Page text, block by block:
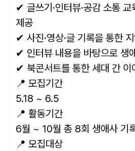
✔ 글쓰기·인터뷰·공감 소통
제공
✔ 사진·영상·글 기록을 통한
✔ 인터뷰 내용을 바탕으로 생
✔ 북콘서트를 통한 세대 간 이
📍 모집기간
5.18 ~ 6.5
📍 활동기간
6월 ~ 10월 총 8회 생애사 기
📍 모집대상